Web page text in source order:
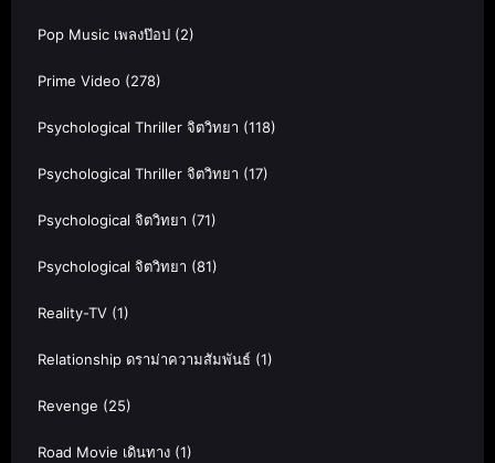
Pop Music เพลงป๊อป (2)
Prime Video (278)
Psychological Thriller จิตวิทยา (118)
Psychological Thriller จิตวิทยา (17)
Psychological จิตวิทยา (71)
Psychological จิตวิทยา (81)
Reality-TV (1)
Relationship ดราม่าความสัมพันธ์ (1)
Revenge (25)
Road Movie เดินทาง (1)